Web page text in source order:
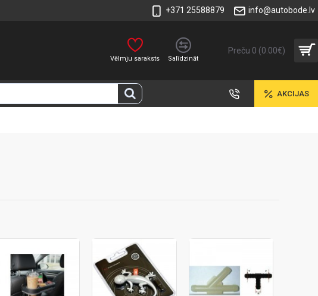
+371 25588879 info@autobode.lv
Vēlmju saraksts Salīdzināt
Preču 0 (0.00€)
AKCIJAS